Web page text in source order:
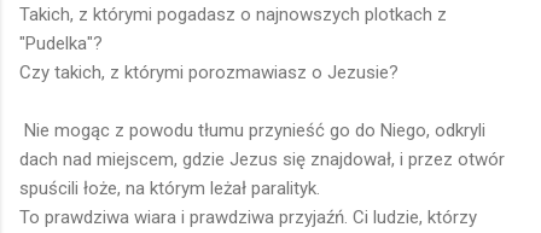
Takich, z którymi pogadasz o najnowszych plotkach z
"Pudelka"?
Czy takich, z którymi porozmawiasz o Jezusie?
Nie mogąc z powodu tłumu przynieść go do Niego, odkryli
dach nad miejscem, gdzie Jezus się znajdował, i przez otwór
spuścili łoże, na którym leżał paralityk.
To prawdziwa wiara i prawdziwa przyjaźń. Ci ludzie, którzy